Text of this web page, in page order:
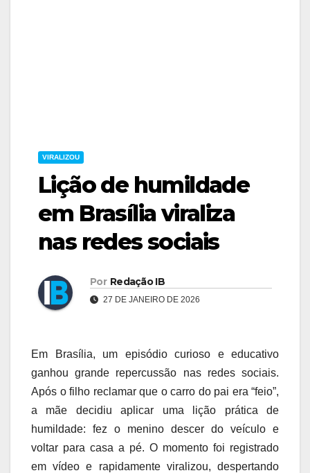
VIRALIZOU
Lição de humildade
em Brasília viraliza
nas redes sociais
Por Redação IB
27 DE JANEIRO DE 2026
Em Brasília, um episódio curioso e educativo
ganhou grande repercussão nas redes sociais.
Após o filho reclamar que o carro do pai era “feio”,
a mãe decidiu aplicar uma lição prática de
humildade: fez o menino descer do veículo e
voltar para casa a pé. O momento foi registrado
em vídeo e rapidamente viralizou, despertando